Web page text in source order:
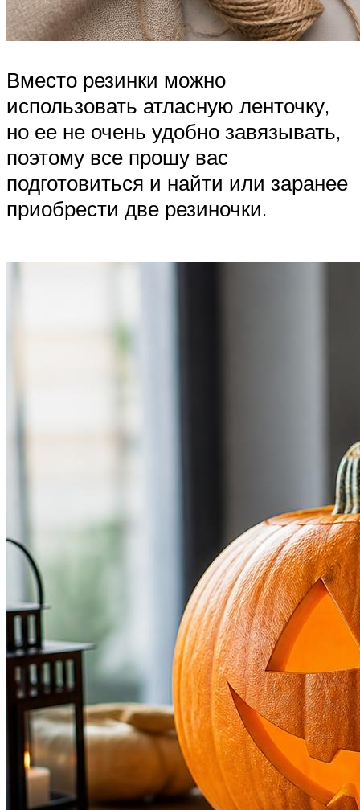
Вместо резинки можно
использовать атласную ленточку,
но ее не очень удобно завязывать,
поэтому все прошу вас
подготовиться и найти или заранее
приобрести две резиночки.